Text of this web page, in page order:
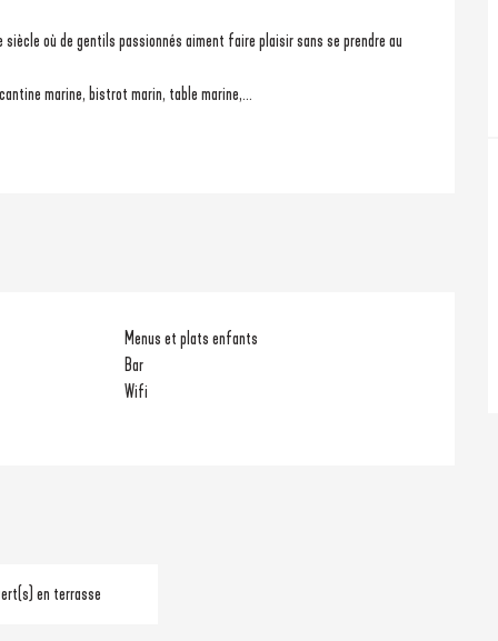
où de gentils passionnés aiment faire plaisir sans se prendre au
marine, bistrot marin, table marine,...
Menus et plats enfants
Bar
Wifi
en terrasse